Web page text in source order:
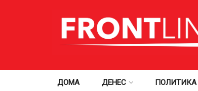
ДОМА ДЕНЕС ПОЛИТИКА